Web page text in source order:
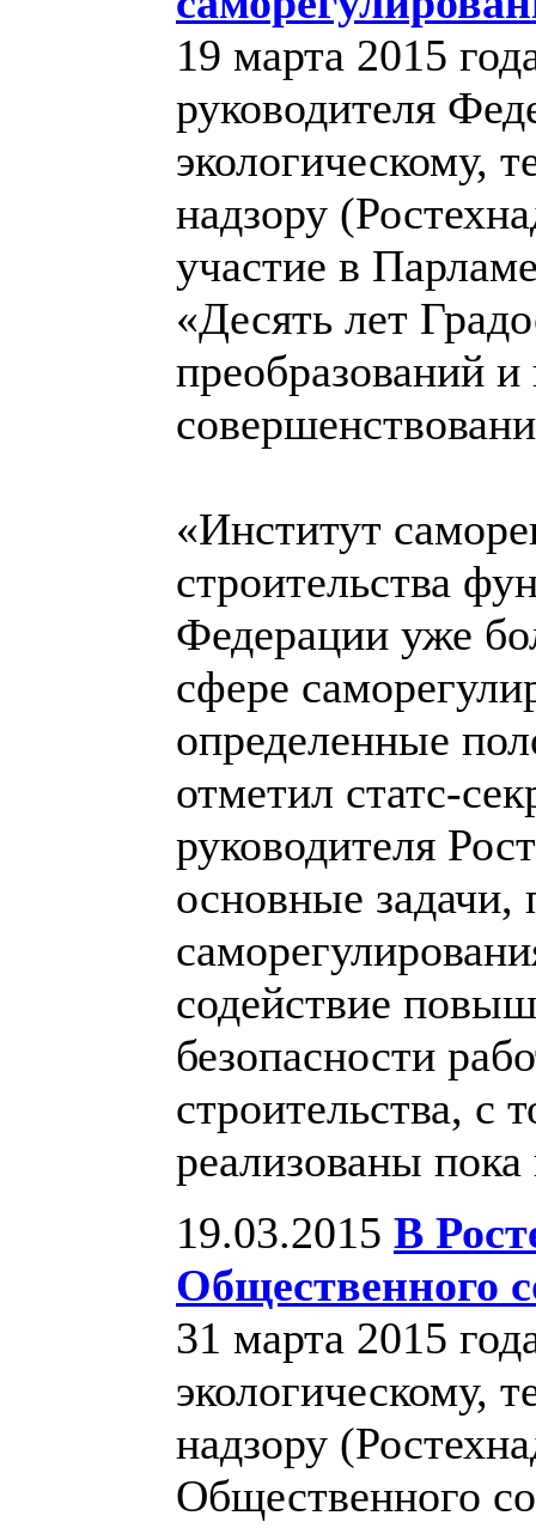
19 марта 2015
руководителя
экологическому,
надзору
участие в
«Десять лет
преобразований и
«Институт
строительства
Федерации уже
сфере
определенные
отметил статс-
руководителя
основные задачи,
содействие
безопасности
строительства, с
реализованы
19.03.2015 В
Общественного
31 марта 2015
экологическому,
надзору
Общественного